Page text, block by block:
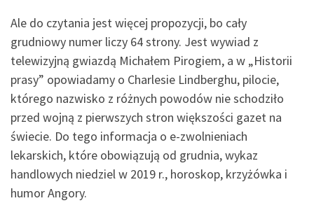
Ale do czytania jest więcej propozycji, bo cały
grudniowy numer liczy 64 strony. Jest wywiad z
telewizyjną gwiazdą Michałem Pirogiem, a w „Historii
prasy” opowiadamy o Charlesie Lindberghu, pilocie,
którego nazwisko z różnych powodów nie schodziło
przed wojną z pierwszych stron większości gazet na
świecie. Do tego informacja o e-zwolnieniach
lekarskich, które obowiązują od grudnia, wykaz
handlowych niedziel w 2019 r., horoskop, krzyżówka i
humor Angory.